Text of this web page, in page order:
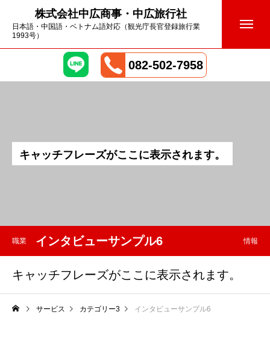
株式会社中広商事・中広旅行社
日本語・中国語・ベトナム語対応（観光庁長官登録旅行業
1993号）
082-502-7958
キャ ッチフレーズがこ こ に表示されます。
職業 インタビューサンプル6 情報
キャッチフレーズがここに表示されます。
サービス カテゴリー3 インタビューサンプル6